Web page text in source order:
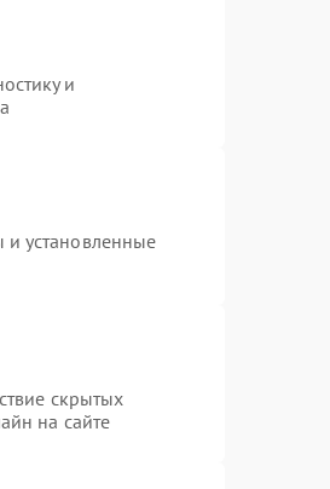
и
и установленные
скрытых
на сайте